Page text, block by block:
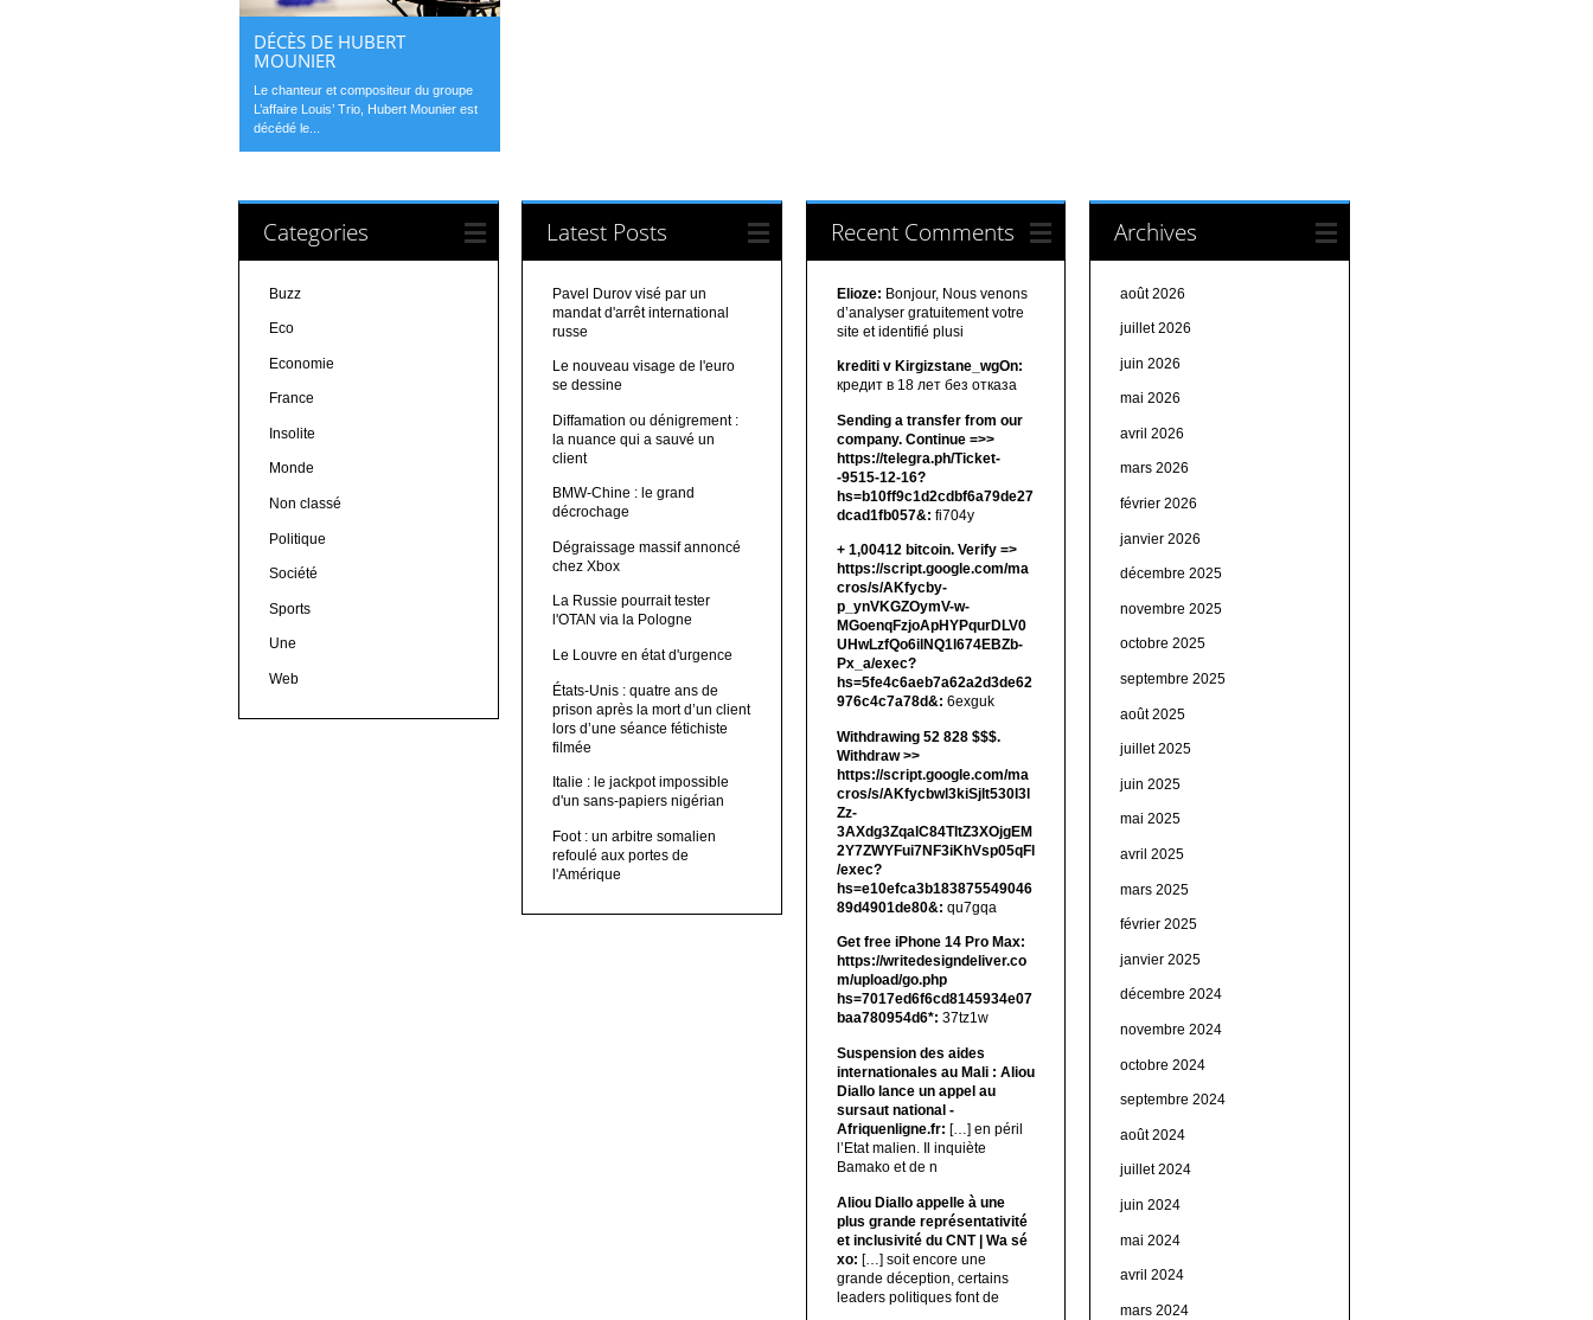
DÉCÈS DE HUBERT
MOUNIER
Le chanteur et compositeur du groupe
L’affaire Louis’ Trio, Hubert Mounier est
décédé le...
Categories
Buzz
Eco
Economie
France
Insolite
Monde
Non classé
Politique
Société
Sports
Une
Web
Latest Posts
Pavel Durov visé par un
mandat d'arrêt international
russe
Le nouveau visage de l'euro
se dessine
Diffamation ou dénigrement :
la nuance qui a sauvé un
client
BMW-Chine : le grand
décrochage
Dégraissage massif annoncé
chez Xbox
La Russie pourrait tester
l'OTAN via la Pologne
Le Louvre en état d'urgence
États-Unis : quatre ans de
prison après la mort d’un client
lors d’une séance fétichiste
filmée
Italie : le jackpot impossible
d'un sans-papiers nigérian
Foot : un arbitre somalien
refoulé aux portes de
l'Amérique
Recent Comments
Elioze: Bonjour, Nous venons
d’analyser gratuitement votre
site et identifié plusi
krediti v Kirgizstane_wgOn:
кредит в 18 лет без отказа
Sending a transfer from our
company. Continue =>>
https://telegra.ph/Ticket-
-9515-12-16?
hs=b10ff9c1d2cdbf6a79de27
dcad1fb057&: fi704y
+ 1,00412 bitсоin. Verify =>
https://script.google.com/ma
cros/s/AKfycby-
p_ynVKGZOymV-w-
MGoenqFzjoApHYPqurDLV0
UHwLzfQo6ilNQ1l674EBZb-
Px_a/exec?
hs=5fe4c6aeb7a62a2d3de62
976c4c7a78d&: 6exguk
Withdrawing 52 828 $$$.
Withdrаw >>
https://script.google.com/ma
cros/s/AKfycbwl3kiSjlt530I3l
Zz-
3AXdg3ZqalC84TltZ3XOjgEM
2Y7ZWYFui7NF3iKhVsp05qFl
/exec?
hs=e10efca3b183875549046
89d4901de80&: qu7gqa
Get free iPhone 14 Pro Max:
https://writedesigndeliver.co
m/upload/go.php
hs=7017ed6f6cd8145934e07
baa780954d6*: 37tz1w
Suspension des aides
internationales au Mali : Aliou
Diallo lance un appel au
sursaut national -
Afriquenligne.fr: […] en péril
l’Etat malien. Il inquiète
Bamako et de n
Aliou Diallo appelle à une
plus grande représentativité
et inclusivité du CNT | Wa sé
xo: […] soit encore une
grande déception, certains
leaders politiques font de
Archives
août 2026
juillet 2026
juin 2026
mai 2026
avril 2026
mars 2026
février 2026
janvier 2026
décembre 2025
novembre 2025
octobre 2025
septembre 2025
août 2025
juillet 2025
juin 2025
mai 2025
avril 2025
mars 2025
février 2025
janvier 2025
décembre 2024
novembre 2024
octobre 2024
septembre 2024
août 2024
juillet 2024
juin 2024
mai 2024
avril 2024
mars 2024